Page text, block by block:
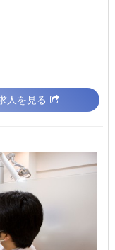
人を見る